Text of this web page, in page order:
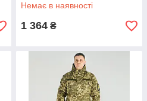
Немає в наявності
1 364 ₴